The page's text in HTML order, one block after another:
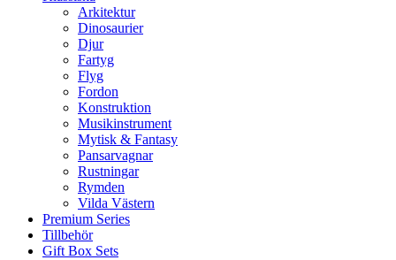
Arkitektur
Dinosaurier
Djur
Fartyg
Flyg
Fordon
Konstruktion
Musikinstrument
Mytisk & Fantasy
Pansarvagnar
Rustningar
Rymden
Vilda Västern
Premium Series
Tillbehör
Gift Box Sets